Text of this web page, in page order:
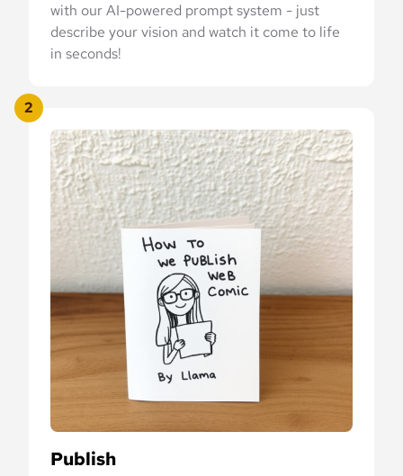
with our AI-powered prompt system - just
describe your vision and watch it come to life
in seconds!
2
Publish